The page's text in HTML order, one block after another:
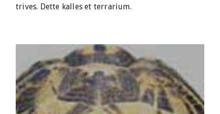
trives. Dette kalles et terrarium.